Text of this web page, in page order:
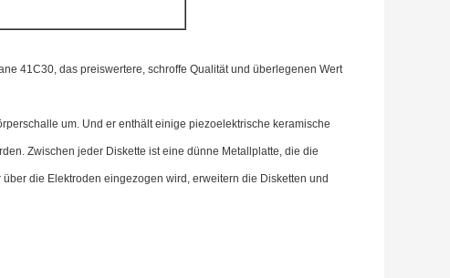
41C30, das preiswertere, schroffe Qualität und überlegenen Wert
um. Und er enthält einige piezoelektrische keramische
Zwischen jeder Diskette ist eine dünne Metallplatte, die die
die Elektroden eingezogen wird, erweitern die Disketten und